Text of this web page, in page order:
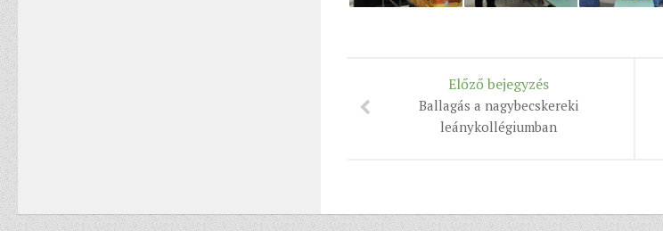
Előző bejegyzés
Ballagás a nagybecskereki
leánykollégiumban